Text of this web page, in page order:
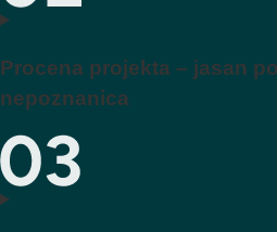
Procena projekta – jasan
nepoznanica